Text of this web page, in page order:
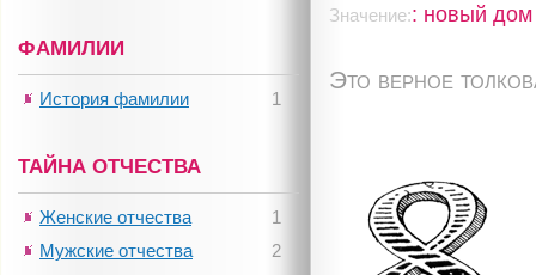
Значение:: новый дом
Это верное
ФАМИЛИИ
1
История фамилии
ТАЙНА ОТЧЕСТВА
1
Женские отчества
2
Мужские отчества